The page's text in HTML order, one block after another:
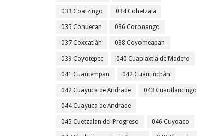
033 Coatzingo 034 Cohetzala
035 Cohuecan 036 Coronango
037 Coxcatlán 038 Coyomeapan
039 Coyotepec 040 Cuapiaxtla de Madero
041 Cuautempan 042 Cuautinchán
042 Cuayuca de Andrade 043 Cuautlancingo
044 Cuayuca de Andrade
045 Cuetzalan del Progreso 046 Cuyoaco